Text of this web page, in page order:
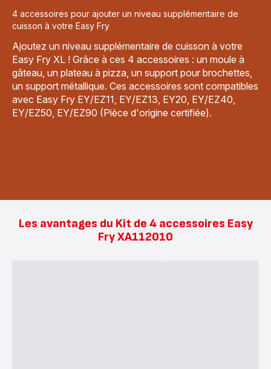
4 accessoires pour ajouter un niveau supplémentaire de
cuisson à votre Easy Fry
Ajoutez un niveau supplémentaire de cuisson à votre
Easy Fry XL ! Grâce à ces 4 accessoires : un moule à
gâteau, un plateau à pizza, un support pour brochettes,
un support métallique. Ces accessoires sont compatibles
avec Easy Fry EY/EZ11, EY/EZ13, EY20, EY/EZ40,
EY/EZ50, EY/EZ90 (Pièce d'origine certifiée).
Les avantages du Kit de 4 accessoires Easy
Fry XA112010